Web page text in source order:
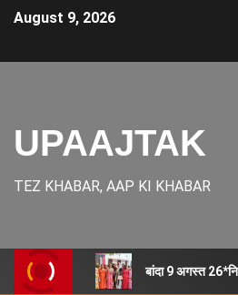
August 9, 2026
UPAAJTAK
TEZ KHABAR, AAP KI KHABAR
बांदा 9 अगस्त